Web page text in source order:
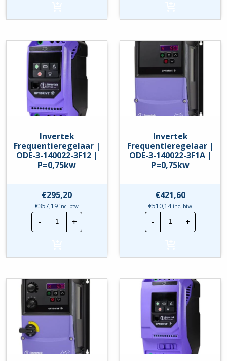
120070-
|
P=
0,75kw
hoeveelheid
120070-
|
P=
0,75kw
hoeveelheid
Invertek
Frequentieregelaar |
ODE-3-140022-3F12 |
P=0,75kw
€295,20
€357,19 inc. btw
-
Invertek
Frequentieregelaar
|
140022-
P=0,75kw
hoeveelheid
+
Invertek
Frequentieregelaar |
ODE-3-140022-3F1A |
P=0,75kw
€421,60
€510,14inc. btw
-
Invertek
|
140022-
P=0,75kw
hoeveelheid
+